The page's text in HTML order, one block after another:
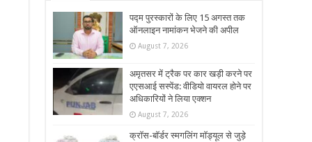
पद्म पुरस्कारों के लिए 15 अगस्त तक
ऑनलाइन नामांकन भेजने की अपील
August 7, 2026
अमृतसर में ट्रैक पर कार खड़ी करने पर
एएसआई सस्पेंड: वीडियो वायरल होने पर
अधिकारियों ने लिया एक्शन
August 7, 2026
क्रॉस-बॉर्डर स्मगलिंग मॉड्यूल से जुड़े